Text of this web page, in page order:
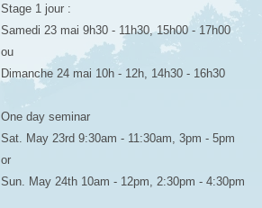
Stage 1 jour :
Samedi 23 mai 9h30 - 11h30, 15h00 - 17h00
ou
Dimanche 24 mai 10h - 12h, 14h30 - 16h30
One day seminar
Sat. May 23rd 9:30am - 11:30am, 3pm - 5pm
or
Sun. May 24th 10am - 12pm, 2:30pm - 4:30pm